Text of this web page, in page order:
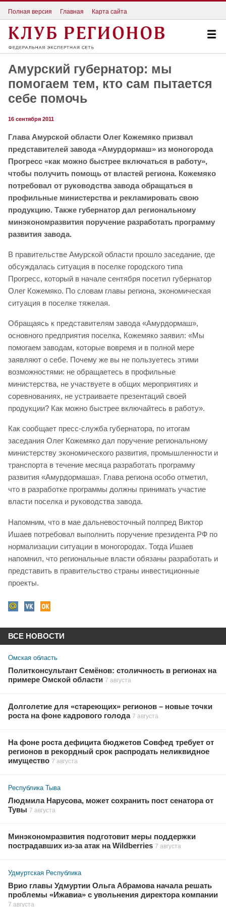
Полная версия Главная Карта сайта
Амурский губернатор: мы
помогаем тем, кто сам пытается
себе помочь
16 сентября 2011
Глава Амурской области Олег Кожемяко призвал
представителей завода «Амурдормаш» из моногорода
Прогресс «как можно быстрее включаться в работу»,
чтобы получить помощь от властей региона. Кожемяко
потребовал от руководства завода обращаться в
профильные министерства и рекламировать свою
продукцию. Также губернатор дал региональному
минэкономразвития поручение разработать программу
развития завода.
В правительстве Амурской области прошло заседание, где
обсуждалась ситуация в поселке городского типа
Прогресс, который в начале сентября посетил губернатор
Олег Кожемяко. По словам главы региона, экономическая
ситуация в поселке тяжелая.
Обращаясь к представителям завода «Амурдормаш»,
основного предприятия поселка, Кожемяко заявил: «Мы
помогаем заводам, которые вовремя и в полной мере
заявляют о себе. Почему же вы не пользуетесь этими
возможностями: не обращаетесь в профильные
министерства, не участвуете в общих мероприятиях и
соревнованиях, не устраиваете презентаций своей
продукции? Как можно быстрее включайтесь в работу».
Как сообщает пресс-служба губернатора, по итогам
заседания Олег Кожемяко дал поручение региональному
министерству экономического развития, промышленности и
транспорта в течение месяца разработать программу
развития «Амурдормаша». Глава региона особо отметил,
что в разработке программы должны принимать участие
власти поселка и руководства завода.
Напомним, что в мае дальневосточный полпред Виктор
Ишаев потребовал выполнить поручение президента РФ по
нормализации ситуации в моногородах. Тогда Ишаев
напомнил, что региональные власти обязаны разработать и
представить в правительство страны инвестиционные
проекты.
ВСЕ НОВОСТИ
Омская область
Политконсультант Семёнов: столичность в регионах на
примере Омской области 7 августа
Долголетие для «стареющих» регионов – новые точки
роста на фоне кадрового голода 7 августа
На фоне роста дефицита бюджетов Совфед требует от
регионов в рекордный срок распродать неликвидное
имущество 7 августа
Республика Тыва
Людмила Нарусова, может сохранить пост сенатора от
Тувы 7 августа
Минэкономразвития подготовит меры поддержки
пострадавших из-за атак на Wildberries 7 августа
Удмуртская Республика
Врио главы Удмуртии Ольга Абрамова начала решать
проблемы «Ижавиа» с увольнения директора компании
7 августа